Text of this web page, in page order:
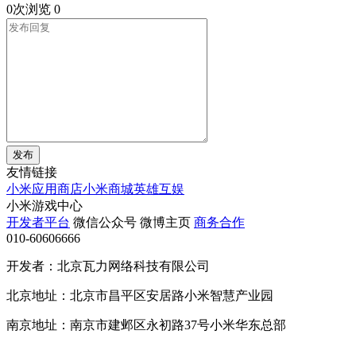
0次浏览 0
发布
友情链接
小米应用商店小米商城英雄互娱
小米游戏中心
开发者平台 微信公众号 微博主页 商务合作
010-60606666
开发者：北京瓦力网络科技有限公司
北京地址：北京市昌平区安居路小米智慧产业园
南京地址：南京市建邺区永初路37号小米华东总部